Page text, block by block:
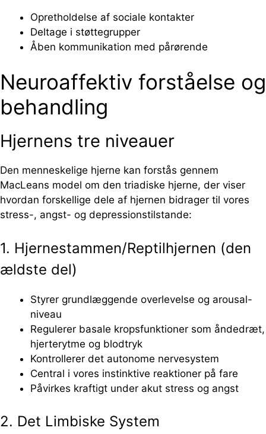
Opretholdelse af sociale kontakter
Deltage i støttegrupper
Åben kommunikation med pårørende
Neuroaffektiv forståelse og
behandling
Hjernens tre niveauer
Den menneskelige hjerne kan forstås gennem
MacLeans model om den triadiske hjerne, der viser
hvordan forskellige dele af hjernen bidrager til vores
stress-, angst- og depressionstilstande:
1. Hjernestammen/Reptilhjernen (den
ældste del)
Styrer grundlæggende overlevelse og arousal-
niveau
Regulerer basale kropsfunktioner som åndedræt,
hjerterytme og blodtryk
Kontrollerer det autonome nervesystem
Central i vores instinktive reaktioner på fare
Påvirkes kraftigt under akut stress og angst
2. Det Limbiske System